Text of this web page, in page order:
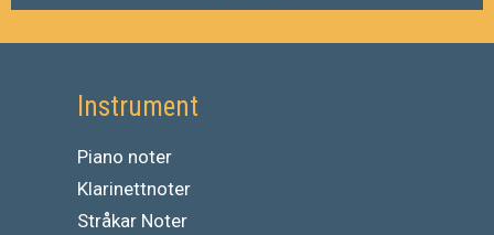
Instrument
Piano noter
Klarinettnoter
Stråkar Noter